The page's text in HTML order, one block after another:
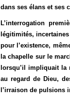
dans ses élans et ses
L’interrogation
légitimités,
pour l’existence,
la chapelle sur le
lorsqu’il impliquait la
au regard de Dieu,
l’irraison de pulsions